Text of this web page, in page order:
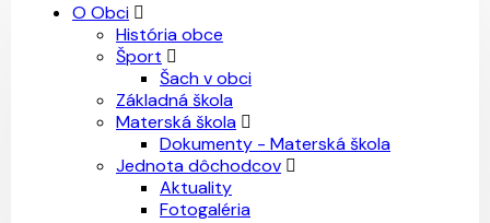
O Obci
História obce
Šport
Šach v obci
Základná škola
Materská škola
Dokumenty - Materská škola
Jednota dôchodcov
Aktuality
Fotogaléria